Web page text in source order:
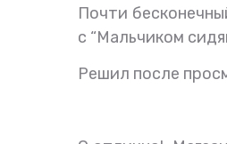
Почти
с “Мальчиком
Решил после